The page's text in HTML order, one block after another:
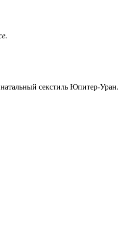
секстиль Юпитер-Уран.